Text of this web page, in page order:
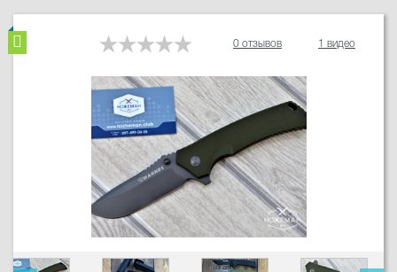
0 отзывов 1 видео